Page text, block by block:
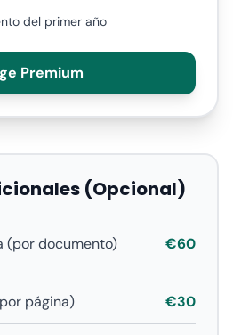
del primer año
Premium
(Opcional)
(por documento) €60
página) €30